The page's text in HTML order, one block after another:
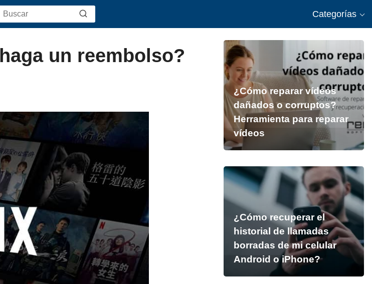
Categorías
un reembolso?
¿Cómo reparar vídeos
dañados o corruptos?
Herramienta para reparar
vídeos
¿Cómo recuperar el
historial de llamadas
borradas de mi celular
Android o iPhone?